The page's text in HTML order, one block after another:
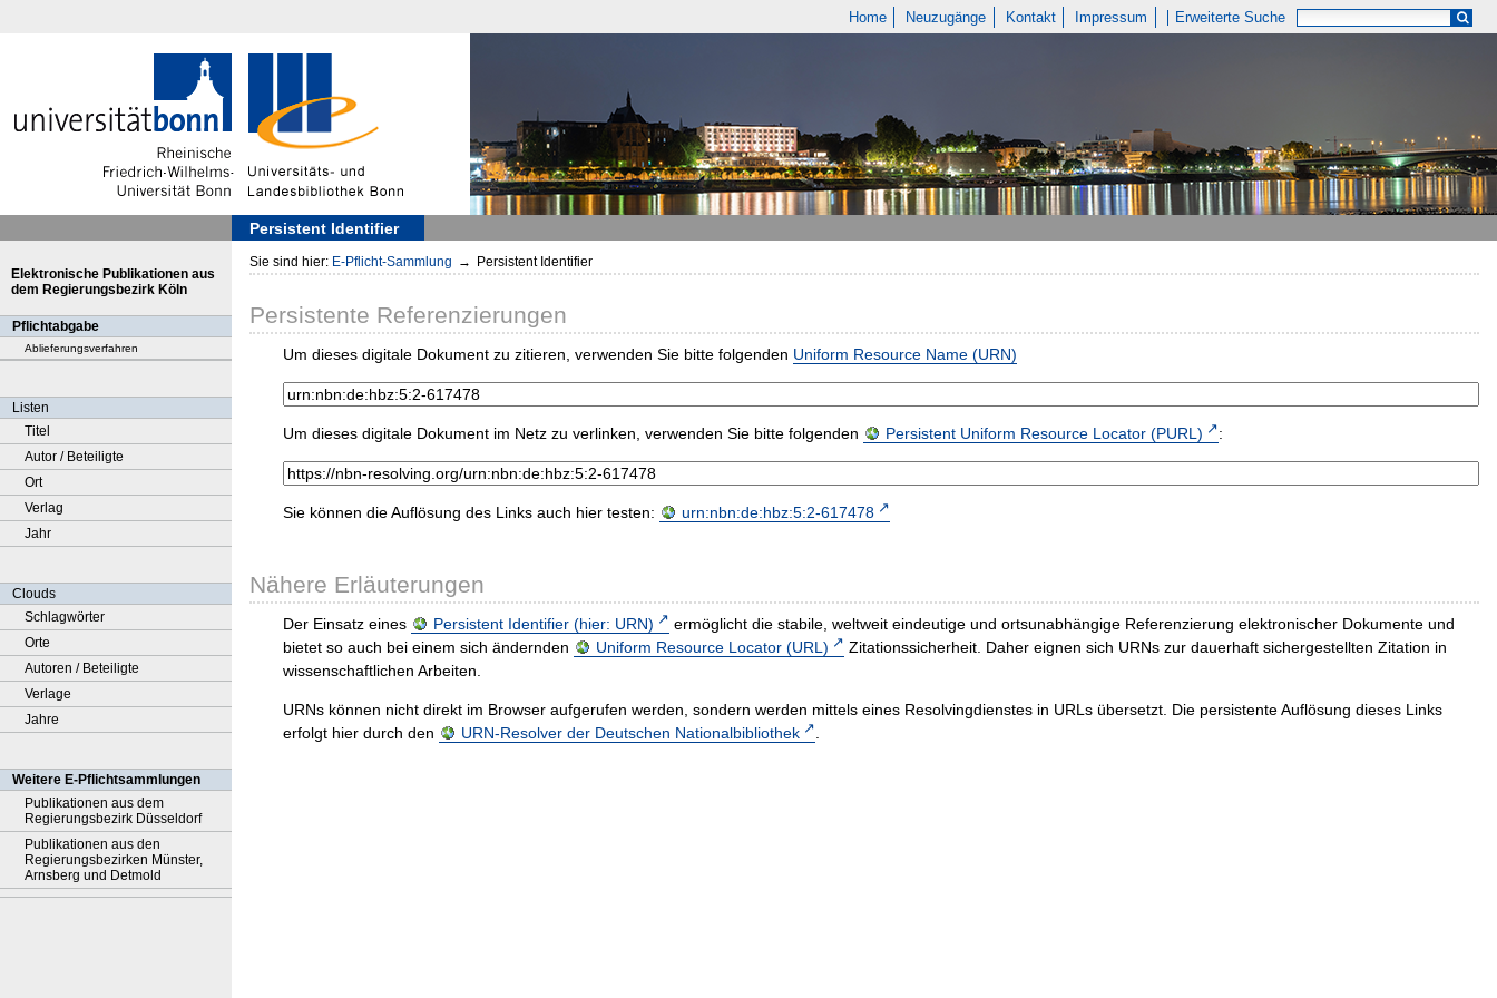
Home Neuzugänge Kontakt Impressum Erweiterte Suche
Persistent Identifier
Elektronische Publikationen aus
dem Regierungsbezirk Köln
Pflichtabgabe
Ablieferungsverfahren
Listen
Titel
Autor / Beteiligte
Ort
Verlag
Jahr
Clouds
Schlagwörter
Orte
Autoren / Beteiligte
Verlage
Jahre
Weitere E-Pflichtsammlungen
Publikationen aus dem
Regierungsbezirk Düsseldorf
Publikationen aus den
Regierungsbezirken Münster,
Arnsberg und Detmold
Sie sind hier: E-Pflicht-Sammlung → Persistent Identifier
Persistente Referenzierungen
Um dieses digitale Dokument zu zitieren, verwenden Sie bitte folgenden Uniform Resource Name (URN)
Um dieses digitale Dokument im Netz zu verlinken, verwenden Sie bitte folgenden Persistent Uniform Resource Locator (PURL) :
Sie können die Auflösung des Links auch hier testen: urn:nbn:de:hbz:5:2-617478
Nähere Erläuterungen
Der Einsatz eines Persistent Identifier (hier: URN)
ermöglicht die stabile, weltweit eindeutige und ortsunabhängige Referenzierung elektronischer Dokumente und
bietet so auch bei einem sich ändernden
Uniform Resource Locator (URL)
Zitationssicherheit. Daher eignen sich URNs zur dauerhaft sichergestellten Zitation in
wissenschaftlichen Arbeiten.
URNs können nicht direkt im Browser aufgerufen werden, sondern werden mittels eines Resolvingdienstes in URLs übersetzt. Die persistente Auflösung dieses Links
erfolgt hier durch den
URN-Resolver der Deutschen Nationalbibliothek .